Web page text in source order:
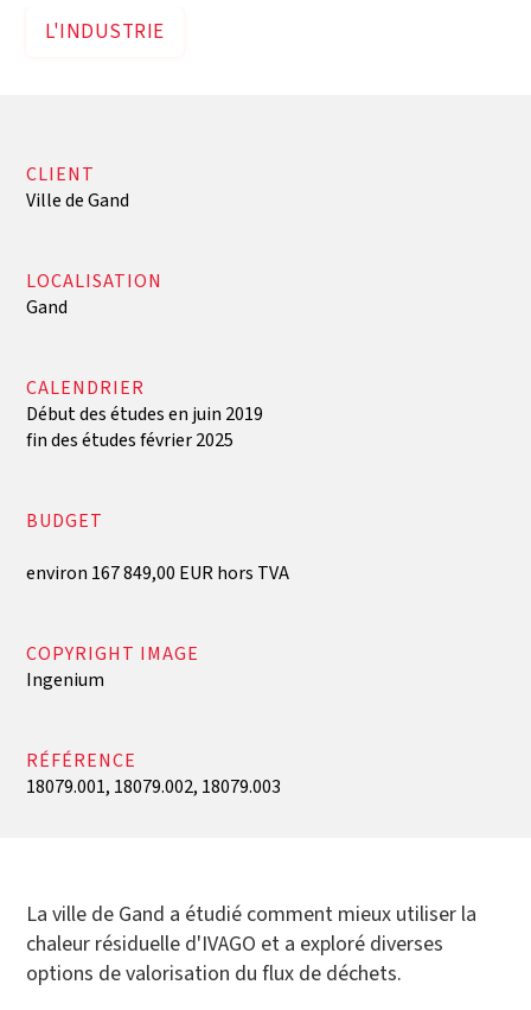
L'INDUSTRIE
CLIENT
Ville de Gand
LOCALISATION
Gand
CALENDRIER
Début des études en juin 2019
fin des études février 2025
BUDGET
environ 167 849,00 EUR hors TVA
COPYRIGHT IMAGE
Ingenium
RÉFÉRENCE
18079.001, 18079.002, 18079.003
La ville de Gand a étudié comment mieux utiliser la
chaleur résiduelle d'IVAGO et a exploré diverses
options de valorisation du flux de déchets.